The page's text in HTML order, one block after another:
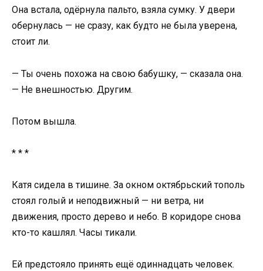
Она встала, одёрнула пальто, взяла сумку. У двери
обернулась — не сразу, как будто не была уверена,
стоит ли.
— Ты очень похожа на свою бабушку, — сказала она.
— Не внешностью. Другим.
Потом вышла.
* * *
Катя сидела в тишине. За окном октябрьский тополь
стоял голый и неподвижный — ни ветра, ни
движения, просто дерево и небо. В коридоре снова
кто-то кашлял. Часы тикали.
Ей предстояло принять ещё одиннадцать человек.